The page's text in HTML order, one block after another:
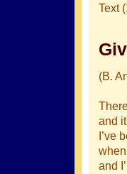
Text
(B.
and
I’ve
and